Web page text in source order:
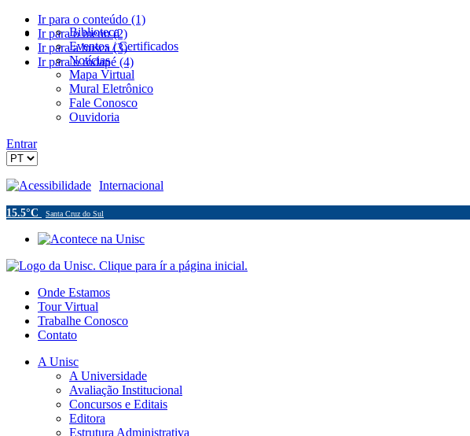
Ir para o conteúdo (1)
Ir para o menu (2)
Ir para a busca (3)
Ir para o rodapé (4)
Biblioteca
Eventos / Certificados
Notícias
Mapa Virtual
Mural Eletrônico
Fale Conosco
Ouvidoria
Entrar
Acessibilidade Internacional
15.5°C Santa Cruz do Sul
Onde Estamos
Tour Virtual
Trabalhe Conosco
Contato
A Unisc
A Universidade
Avaliação Institucional
Concursos e Editais
Editora
Estrutura Administrativa